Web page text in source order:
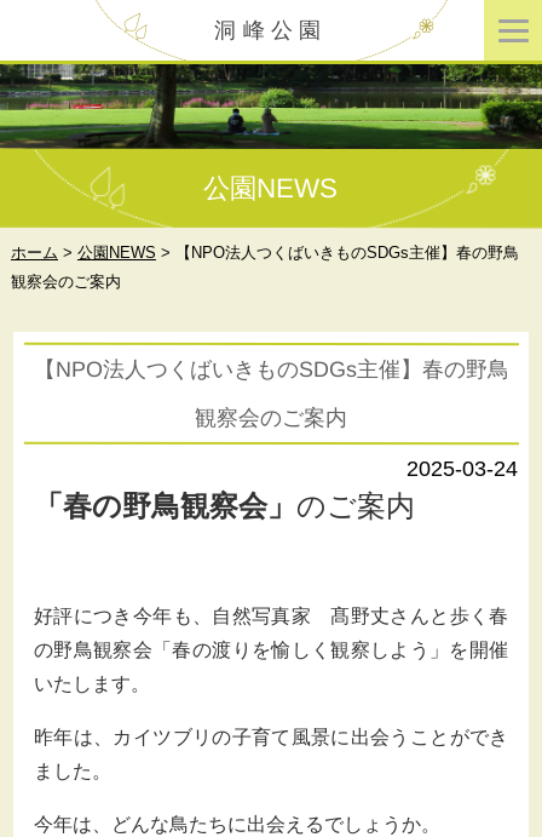
洞峰公園
公園NEWS
ホーム > 公園NEWS >
【NPO法人つくばいきものSDGs主催】春の野鳥
観察会のご案内
【NPO法人つくばいきものSDGs主催】春の野鳥
観察会のご案内
2025-03-24
「春の野鳥観察会」 のご案内
好評につき今年も、自然写真家 髙野丈さんと歩く春
の野鳥観察会「春の渡りを愉しく観察しよう」を開催
いたします。
昨年は、カイツブリの子育て風景に出会うことができ
ました。
今年は、どんな鳥たちに出会えるでしょうか。